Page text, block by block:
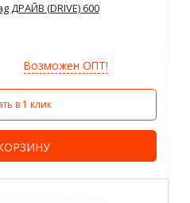
ДРАЙВ (DRIVE) 600
Возможен ОПТ!
в 1 клик